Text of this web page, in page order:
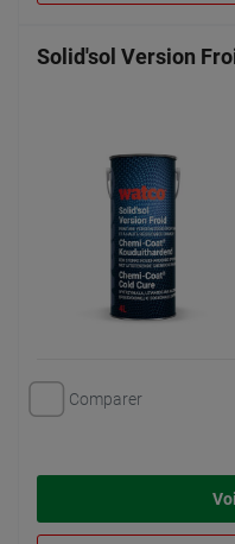
Solid'sol Version
Comparer